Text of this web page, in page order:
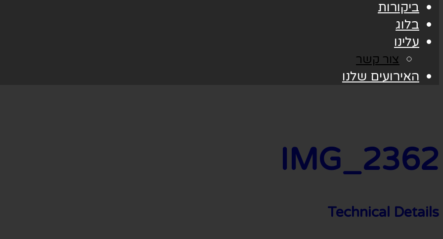
ביקורות
בלוג
עלינו
צור קשר
האירועים שלנו
IMG_2362
Technical Details